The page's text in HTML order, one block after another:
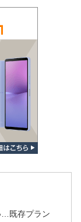
…既存プラン